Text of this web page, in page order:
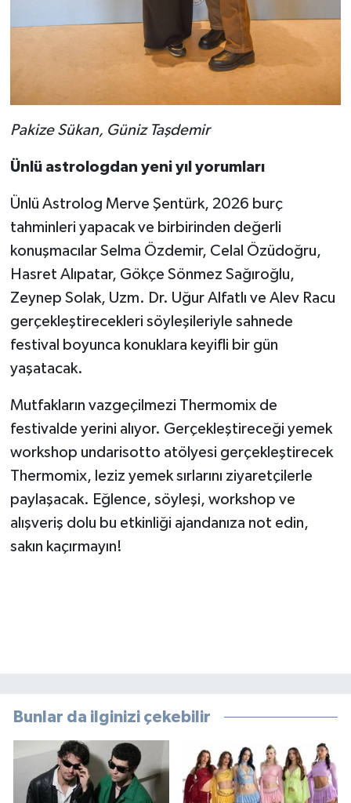
Pakize Sükan, Güniz Taşdemir
Ünlü astrologdan yeni yıl yorumları
Ünlü Astrolog Merve Şentürk, 2026 burç
tahminleri yapacak ve birbirinden değerli
konuşmacılar Selma Özdemir, Celal Özüdoğru,
Hasret Alıpatar, Gökçe Sönmez Sağıroğlu,
Zeynep Solak, Uzm. Dr. Uğur Alfatlı ve Alev Racu
gerçekleştirecekleri söyleşileriyle sahnede
festival boyunca konuklara keyifli bir gün
yaşatacak.
Mutfakların vazgeçilmezi Thermomix de
festivalde yerini alıyor. Gerçekleştireceği yemek
workshop undarisotto atölyesi gerçekleştirecek
Thermomix, leziz yemek sırlarını ziyaretçilerle
paylaşacak. Eğlence, söyleşi, workshop ve
alışveriş dolu bu etkinliği ajandanıza not edin,
sakın kaçırmayın!
Bunlar da ilginizi çekebilir